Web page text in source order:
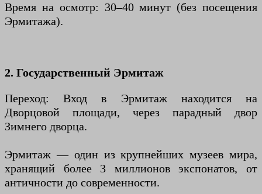
Время на осмотр: 30–40 минут (без посещения
Эрмитажа).
2. Государственный Эрмитаж
Переход: Вход в Эрмитаж находится на
Дворцовой площади, через парадный двор
Зимнего дворца.
Эрмитаж — один из крупнейших музеев мира,
хранящий более 3 миллионов экспонатов, от
античности до современности.